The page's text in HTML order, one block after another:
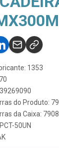
1353
do Produto:
da Caixa:
50UN